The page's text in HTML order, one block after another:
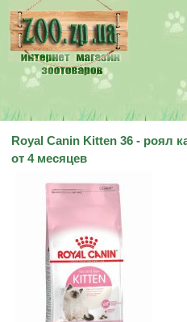
Royal Canin Kitten 36 - роял
от 4 месяцев